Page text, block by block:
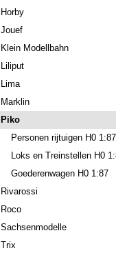
Horby
Jouef
Klein Modellbahn
Liliput
Lima
Marklin
Piko
Personen rijtuigen H0 1:87
Loks en Treinstellen H0
Goederenwagen H0 1:87
Rivarossi
Roco
Sachsenmodelle
Trix